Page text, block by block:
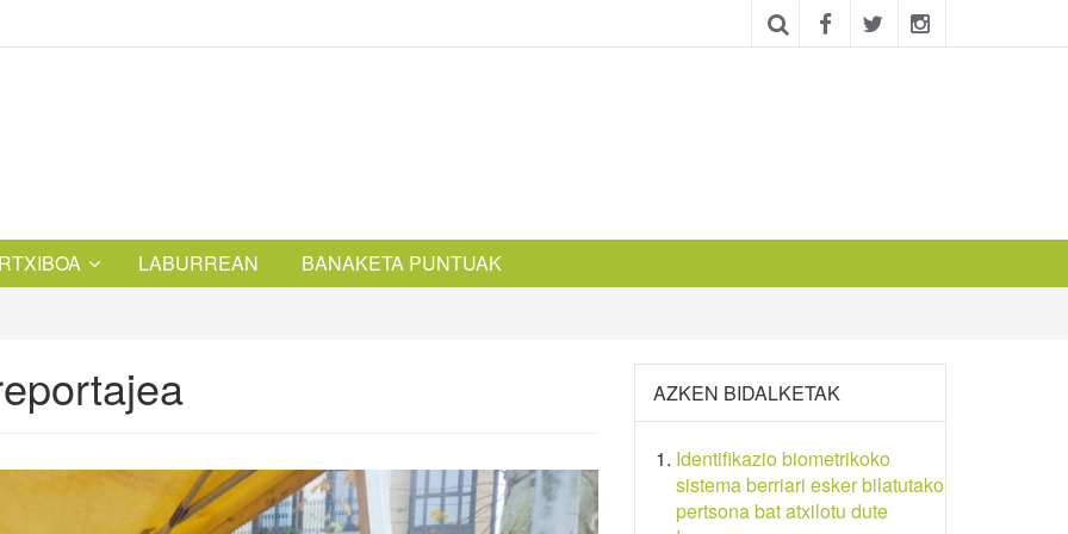
LABURREAN BANAKETA PUNTUAK
AZKEN BIDALKETAK
Identifikazio biometrikoko
sistema berriari esker bilatutako
pertsona bat atxilotu dute